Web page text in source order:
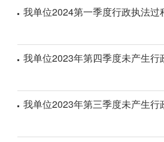
我单位2024第一季度行政执法过
我单位2023年第四季度未产生行
我单位2023年第三季度未产生行